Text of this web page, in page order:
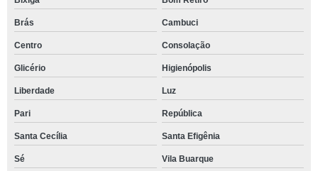
Brás Cambuci
Centro Consolação
Glicério Higienópolis
Liberdade Luz
Pari República
Santa Cecília Santa Efigênia
Sé
Vila Buarque